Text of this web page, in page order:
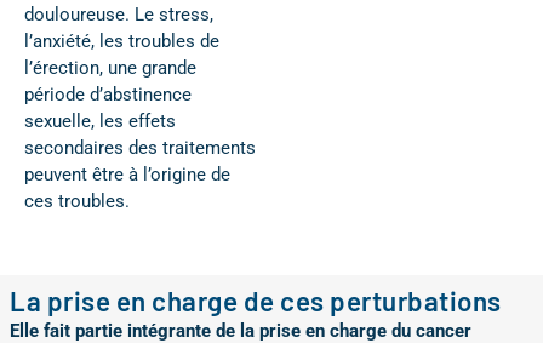
douloureuse. Le stress,
l’anxiété, les troubles de
l’érection, une grande
période d’abstinence
sexuelle, les effets
secondaires des traitements
peuvent être à l’origine de
ces troubles.
La prise en charge de ces perturbations
Elle fait partie intégrante de la prise en charge du cancer